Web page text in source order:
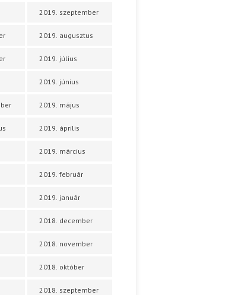
2019. szeptember
2019. augusztus
2019. július
2019. június
2019. május
2019. április
2019. március
2019. február
2019. január
2018. december
2018. november
2018. október
2018. szeptember